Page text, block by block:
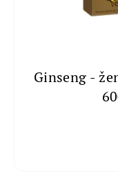
Ginseng -